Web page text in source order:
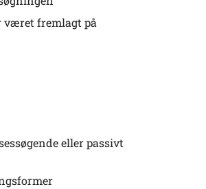
været fremlagt på
eller passivt